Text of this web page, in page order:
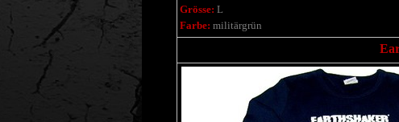
Grösse: L
Farbe: militärgrün